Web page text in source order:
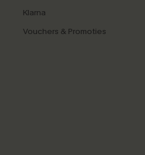
Klarna
Vouchers & Promoties